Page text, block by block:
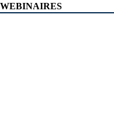
WEBINAIRES